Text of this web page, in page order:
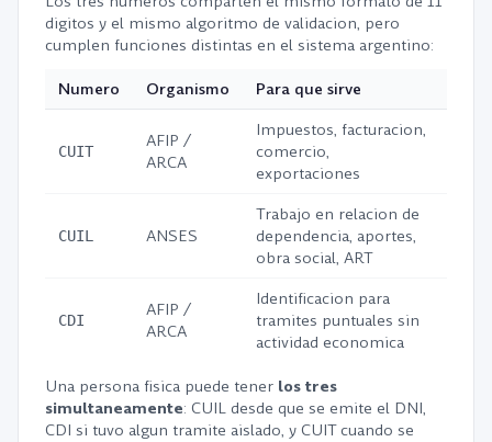
digitos y el mismo algoritmo de validacion, pero
cumplen funciones distintas en el sistema argentino:
Numero
Organismo Para que sirve
CUIT
AFIP /
ARCA
Impuestos, facturacion,
comercio,
exportaciones
CUIL ANSES
Trabajo en relacion de
dependencia, aportes,
obra social, ART
CDI
AFIP /
ARCA
Identificacion para
tramites puntuales sin
actividad economica
Una persona fisica puede tener los tres
simultaneamente: CUIL desde que se emite el DNI,
CDI si tuvo algun tramite aislado, y CUIT cuando se